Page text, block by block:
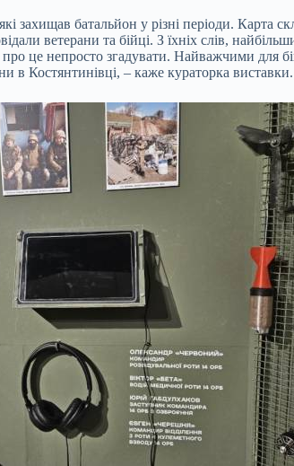
захищав батальйон у різні періоди.
ветерани та бійці. З їхніх слів,
це непросто згадувати. Найважчими для
в Костянтинівці, – каже кураторка виставки.